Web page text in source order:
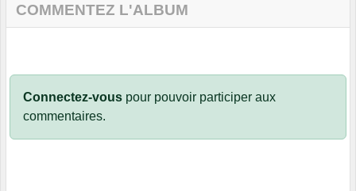
COMMENTEZ L'ALBUM
Connectez-vous pour pouvoir participer aux
commentaires.